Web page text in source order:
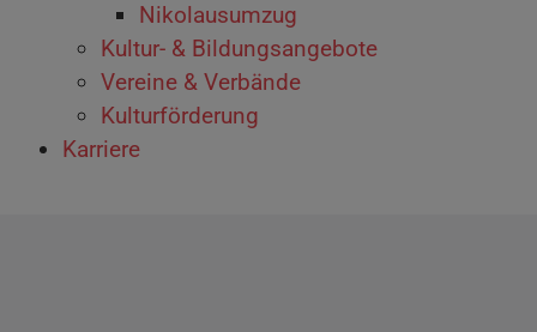
Nikolausumzug
Kultur- & Bildungsangebote
Vereine & Verbände
Kulturförderung
Karriere